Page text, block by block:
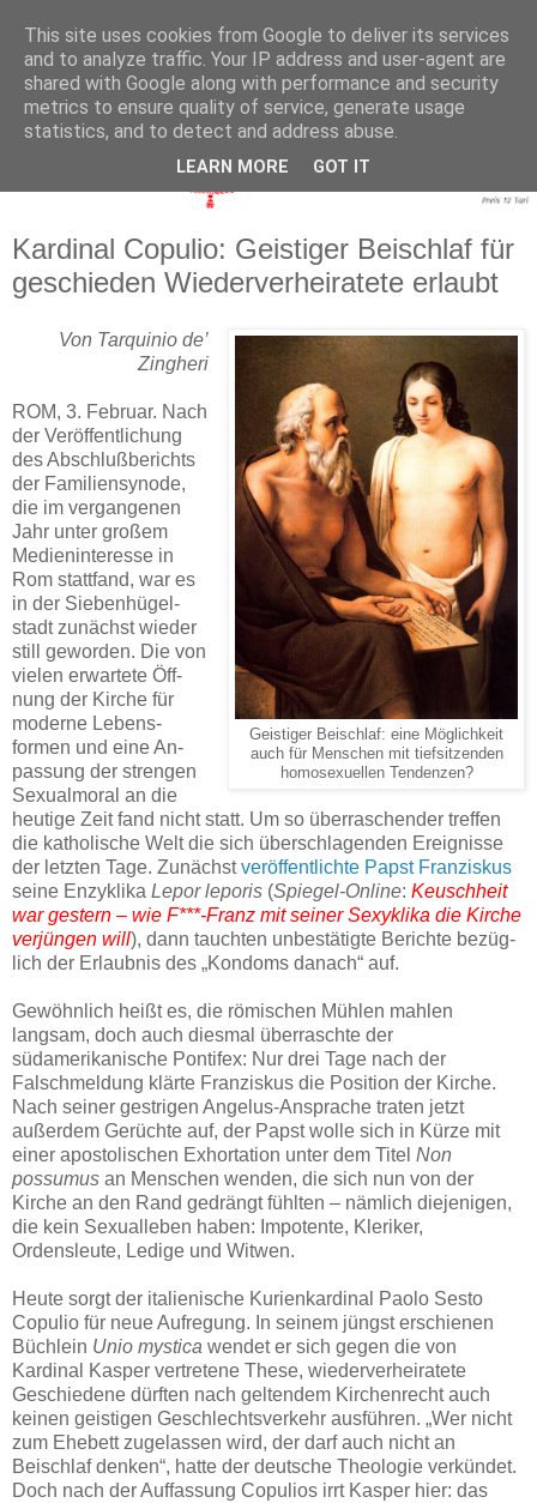
Kardinal Copulio: Geistiger Beischlaf für
geschieden Wiederverheiratete erlaubt
Geistiger Beischlaf: eine Möglichkeit
auch für Menschen mit tiefsitzenden
homosexuellen Tendenzen?
Von Tarquinio de’
Zingheri
ROM, 3. Februar. Nach
der Ver­öffent­lichung
des Ab­schluß­berichts
der Familien­syn­ode,
die im ver­gangenen
Jahr unter großem
Medien­inter­esse in
Rom statt­fand, war es
in der Sieben­hügel­
stadt zu­nächst wieder
still ge­worden. Die von
vielen er­war­tete Öff­
nung der Kir­che für
moderne Lebens­
formen und eine An­
passung der stren­gen
Sexual­moral an die
heu­tige Zeit fand nicht statt. Um so über­raschen­der treffen
die katholische Welt die sich über­schla­genden Er­eig­nisse
der letz­ten Tage. Zu­nächstver­öf­fent­lich­te Papst Franziskus
seine Enzyklika Lepor leporis (Spiegel-Online: Keusch­heit
war ge­stern – wie F***-Franz mit seiner Sexyklika die Kirche
ver­jüngen will), dann tauch­ten un­bestätig­te Be­richte be­züg­
lich der Er­laub­nis des „Kondoms danach“ auf.
Gewöhnlich heißt es, die römischen Mühlen mahlen
langsam, doch auch diesmal überraschte der
südamerikanische Pontifex: Nur drei Tage nach der
Falschmeldung klärte Franziskus die Position der Kirche.
Nach seiner gestrigen Angelus-Ansprache traten jetzt
außerdem Gerüchte auf, der Papst wolle sich in Kürze mit
einer apostolischen Exhortation unter dem Titel Non
possumus an Menschen wenden, die sich nun von der
Kirche an den Rand gedrängt fühlten – nämlich diejenigen,
die kein Sexualleben haben: Impotente, Kleriker,
Ordensleute, Ledige und Witwen.
Heute sorgt der italienische Kurienkardinal Paolo Sesto
Copulio für neue Aufregung. In seinem jüngst erschienen
Büchlein Unio mystica wendet er sich gegen die von
Kardinal Kasper vertretene These, wiederverheiratete
Geschiedene dürften nach geltendem Kirchenrecht auch
keinen geistigen Geschlechtsverkehr ausführen. „Wer nicht
zum Ehebett zugelassen wird, der darf auch nicht an
Beischlaf denken“, hatte der deutsche Theologie verkündet.
Doch nach der Auffassung Copulios irrt Kasper hier: das
This site uses cookies from Google to deliver its services
and to analyze traffic. Your IP address and user-agent are
shared with Google along with performance and security
metrics to ensure quality of service, generate usage
statistics, and to detect and address abuse.
LEARN MORE GOT IT